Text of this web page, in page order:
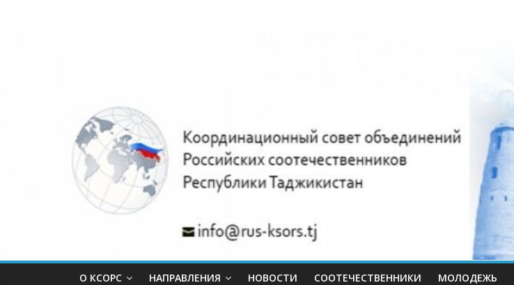
объединений
российских
соотечественников
Республики
Таджикистан.
О КСОРС НАПРАВЛЕНИЯ НОВОСТИ СООТЕЧЕСТВЕННИКИ МОЛОДЕЖЬ